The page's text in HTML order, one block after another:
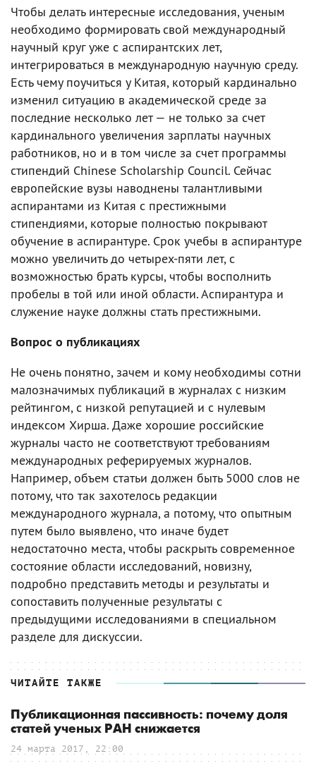
Чтобы делать интересные исследования, ученым
необходимо формировать свой международный
научный круг уже с аспирантских лет,
интегрироваться в международную научную среду.
Есть чему поучиться у Китая, который кардинально
изменил ситуацию в академической среде за
последние несколько лет — не только за счет
кардинального увеличения зарплаты научных
работников, но и в том числе за счет программы
стипендий Chinese Scholarship Council. Сейчас
европейские вузы наводнены талантливыми
аспирантами из Китая с престижными
стипендиями, которые полностью покрывают
обучение в аспирантуре. Срок учебы в аспирантуре
можно увеличить до четырех-пяти лет, с
возможностью брать курсы, чтобы восполнить
пробелы в той или иной области. Аспирантура и
служение науке должны стать престижными.
Вопрос о публикациях
Не очень понятно, зачем и кому необходимы сотни
малозначимых публикаций в журналах с низким
рейтингом, с низкой репутацией и с нулевым
индексом Хирша. Даже хорошие российские
журналы часто не соответствуют требованиям
международных реферируемых журналов.
Например, объем статьи должен быть 5000 слов не
потому, что так захотелось редакции
международного журнала, а потому, что опытным
путем было выявлено, что иначе будет
недостаточно места, чтобы раскрыть современное
состояние области исследований, новизну,
подробно представить методы и результаты и
сопоставить полученные результаты с
предыдущими исследованиями в специальном
разделе для дискуссии.
ЧИТАЙТЕ ТАКЖЕ
Публикационная пассивность: почему доля
статей ученых РАН снижается
24 марта 2017, 22:00